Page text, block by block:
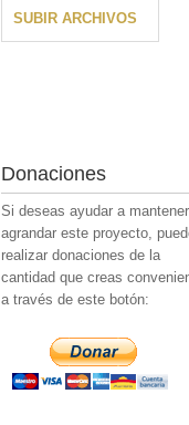
SUBIR ARCHIVOS
Donaciones
Si deseas ayudar a
agrandar este proyecto,
realizar donaciones de la
cantidad que creas
a través de este botón: